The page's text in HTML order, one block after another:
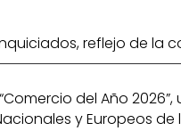
reflejo de
del Año
y Europeos de